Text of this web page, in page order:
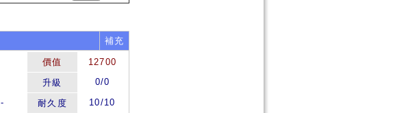
補充
價值
12700
升級 0/0
- 耐久度 10/10